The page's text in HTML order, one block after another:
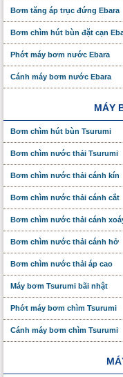
Bơm tăng áp trục đứng Ebara
Bơm chìm hút bùn đặt cạn
Phớt máy bơm nước Ebara
Cánh máy bơm nước Ebara
MÁY
Bơm chìm hút bùn Tsurumi
Bơm chìm nước thải Tsurumi
Bơm chìm nước thải cánh kín
Bơm chìm nước thải cánh cắt
Bơm chìm nước thải cánh
Bơm chìm nước thải cánh hở
Bơm chìm nước thải áp cao
Máy bơm Tsurumi bãi nhật
Phớt máy bơm chìm Tsurumi
Cánh máy bơm chìm Tsurumi